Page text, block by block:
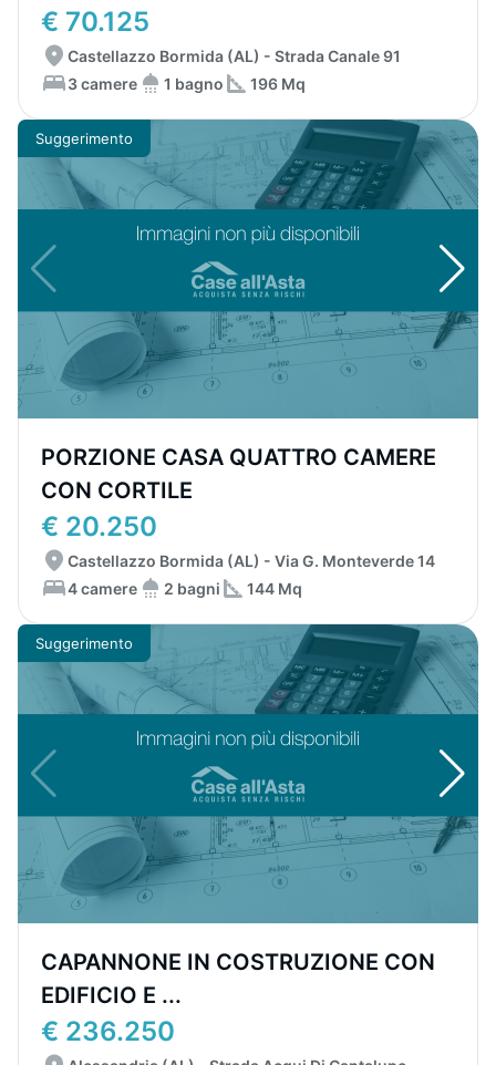
€ 70.125
Castellazzo Bormida (AL) - Strada Canale 91
3 camere
1 bagno 196 Mq
Suggerimento
PORZIONE CASA QUATTRO CAMERE
CON CORTILE
€ 20.250
Castellazzo Bormida (AL) - Via G. Monteverde 14
4 camere
2 bagni 144 Mq
Suggerimento
CAPANNONE IN COSTRUZIONE CON
EDIFICIO E ...
€ 236.250